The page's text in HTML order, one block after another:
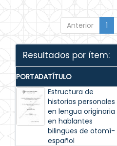
Anterior 1
Resultados por ítem:
PORTADATÍTULO
Estructura de
historias personales
en lengua originaria
en hablantes
bilingües de otomí-
español